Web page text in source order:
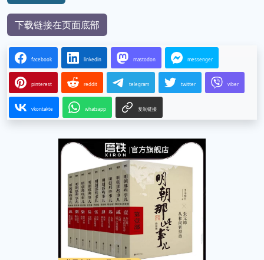
下载链接在页面底部
facebook linkedin mastodon messenger
pinterest reddit telegram twitter viber
vkontakte whatsapp 复制链接